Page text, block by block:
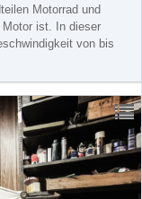
Motorrad und
Motor ist. In dieser
von bis